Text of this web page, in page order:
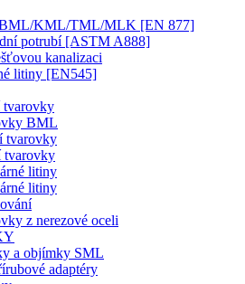
KML/TML/MLK [EN 877]
potrubí [ASTM A888]
kanalizaci
litiny [EN545]
tvarovky
BML
tvarovky
tvarovky
litiny
litiny
z nerezové oceli
a objímky SML
adaptéry